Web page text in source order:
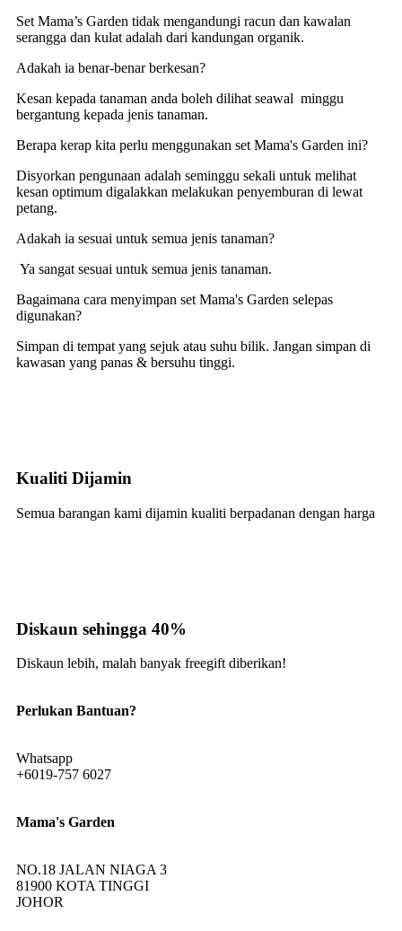
Set Mama’s Garden tidak mengandungi racun dan kawalan
serangga dan kulat adalah dari kandungan organik.
Adakah ia benar-benar berkesan?
Kesan kepada tanaman anda boleh dilihat seawal minggu
bergantung kepada jenis tanaman.
Berapa kerap kita perlu menggunakan set Mama's Garden ini?
Disyorkan pengunaan adalah seminggu sekali untuk melihat
kesan optimum digalakkan melakukan penyemburan di lewat
petang.
Adakah ia sesuai untuk semua jenis tanaman?
Ya sangat sesuai untuk semua jenis tanaman.
Bagaimana cara menyimpan set Mama's Garden selepas
digunakan?
Simpan di tempat yang sejuk atau suhu bilik. Jangan simpan di
kawasan yang panas & bersuhu tinggi.
Kualiti Dijamin
Semua barangan kami dijamin kualiti berpadanan dengan harga
Diskaun sehingga 40%
Diskaun lebih, malah banyak freegift diberikan!
Perlukan Bantuan?
Whatsapp
+6019-757 6027
Mama's Garden
NO.18 JALAN NIAGA 3
81900 KOTA TINGGI
JOHOR